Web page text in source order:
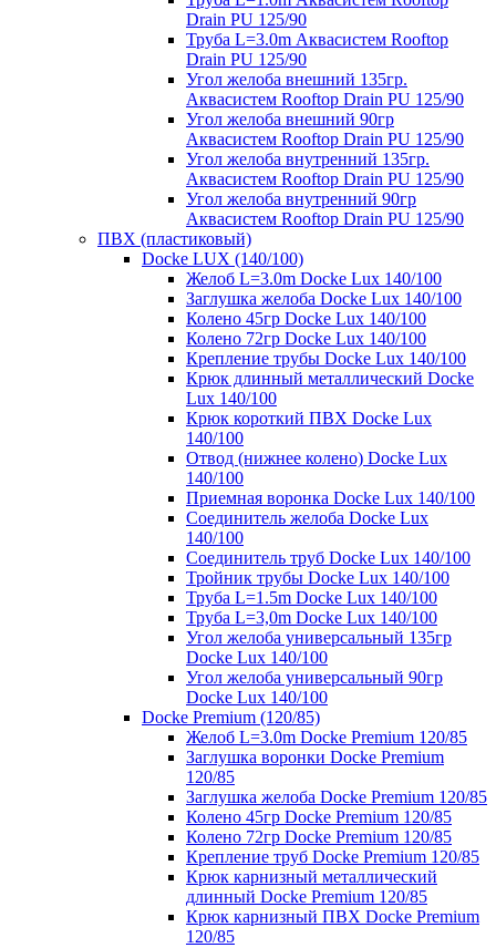
Drain PU 125/90
Труба L=3.0m Аквасистем Rooftop
Drain PU 125/90
Угол желоба внешний 135гр.
Аквасистем Rooftop Drain PU 125/90
Угол желоба внешний 90гр
Аквасистем Rooftop Drain PU 125/90
Угол желоба внутренний 135гр.
Аквасистем Rooftop Drain PU 125/90
Угол желоба внутренний 90гр
Аквасистем Rooftop Drain PU 125/90
ПВХ (пластиковый)
Docke LUX (140/100)
Желоб L=3.0m Docke Lux 140/100
Заглушка желоба Docke Lux 140/100
Колено 45гр Docke Lux 140/100
Колено 72гр Docke Lux 140/100
Крепление трубы Docke Lux 140/100
Крюк длинный металлический Docke
Lux 140/100
Крюк короткий ПВХ Docke Lux
140/100
Отвод (нижнее колено) Docke Lux
140/100
Приемная воронка Docke Lux 140/100
Соединитель желоба Docke Lux
140/100
Соединитель труб Docke Lux 140/100
Тройник трубы Docke Lux 140/100
Труба L=1.5m Docke Lux 140/100
Труба L=3,0m Docke Lux 140/100
Угол желоба универсальный 135гр
Docke Lux 140/100
Угол желоба универсальный 90гр
Docke Lux 140/100
Docke Premium (120/85)
Желоб L=3.0m Docke Premium 120/85
Заглушка воронки Docke Premium
120/85
Заглушка желоба Docke Premium 120/85
Колено 45гр Docke Premium 120/85
Колено 72гр Docke Premium 120/85
Крепление труб Docke Premium 120/85
Крюк карнизный металлический
длинный Docke Premium 120/85
Крюк карнизный ПВХ Docke Premium
120/85